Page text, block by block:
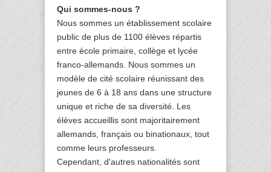
Qui sommes-nous ?
Nous sommes un établissement scolaire
public de plus de 1100 élèves répartis
entre école primaire, collège et lycée
franco-allemands. Nous sommes un
modèle de cité scolaire réunissant des
jeunes de 6 à 18 ans dans une structure
unique et riche de sa diversité. Les
élèves accueillis sont majoritairement
allemands, français ou binationaux, tout
comme leurs professeurs.
Cependant, d'autres nationalités sont